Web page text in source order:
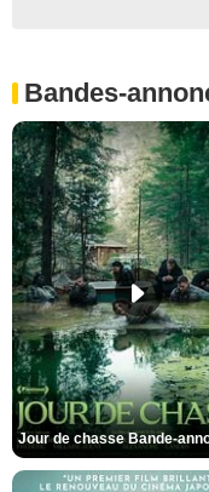
Bandes-
Jour de chasse Bande-